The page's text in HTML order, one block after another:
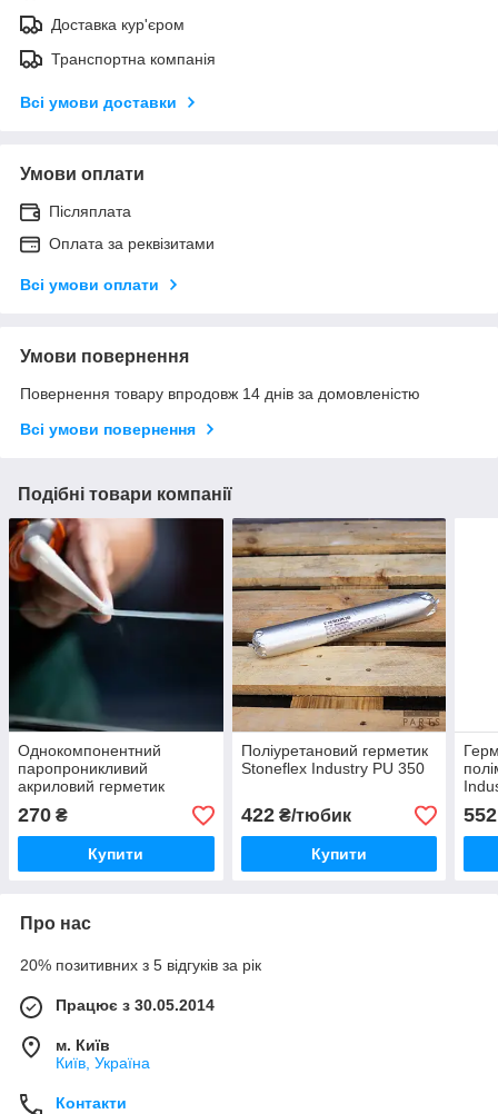
Доставка кур'єром
Транспортна компанія
Всі умови доставки
Умови оплати
Післяплата
Оплата за реквізитами
Всі умови оплати
Умови повернення
Повернення товару впродовж 14 днів за домовленістю
Всі умови повернення
Подібні товари компанії
Однокомпонентний
паропроникливий
акриловий герметик
STONEFLEX Industry
Window Soft A
270 ₴
Купити
Поліуретановий герметик
Stoneflex Industry PU 350
422₴/тюбик
Купити
552
Про нас
20% позитивних з 5 відгуків за рік
Працює з 30.05.2014
м. Київ
Київ, Україна
Контакти